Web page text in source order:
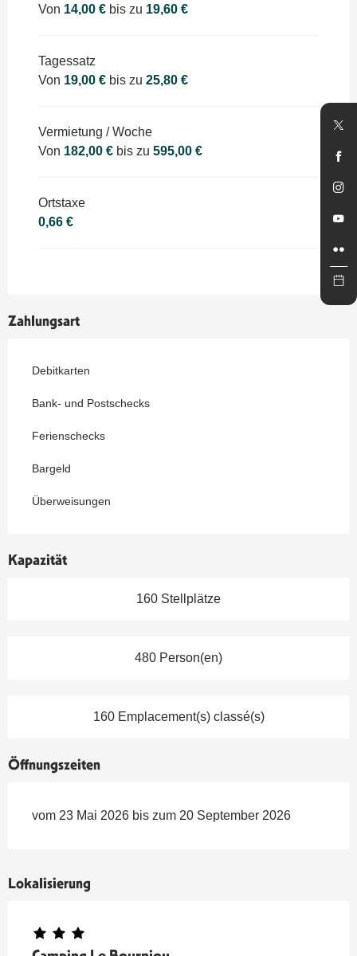
Von 14,00 € bis zu 19,60 €
Tagessatz
Von 19,00 € bis zu 25,80 €
Vermietung / Woche
Von 182,00 € bis zu 595,00 €
Ortstaxe
0,66 €
Zahlungsart
Debitkarten
Bank- und Postschecks
Ferienschecks
Bargeld
Überweisungen
Kapazität
160 Stellplätze
480 Person(en)
160 Emplacement(s) classé(s)
Öffnungszeiten
vom 23 Mai 2026 bis zum 20 September 2026
Lokalisierung